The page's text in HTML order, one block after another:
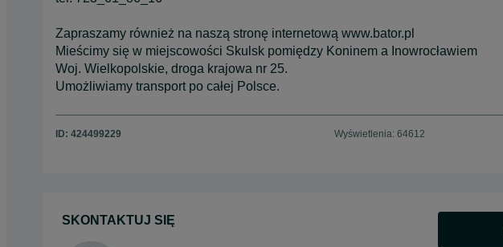
Zapraszamy również na naszą stronę internetową www.bator.pl
Mieścimy się w miejscowości Skulsk pomiędzy Koninem a Inowrocławiem
Woj. Wielkopolskie, droga krajowa nr 25.
Umożliwiamy transport po całej Polsce.
ID: 424499229 Wyświetlenia: 64612
SKONTAKTUJ SIĘ